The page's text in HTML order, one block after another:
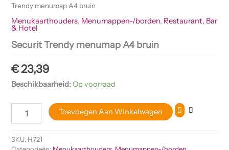
Trendy menumap A4 bruin
Menukaarthouders, Menumappen-/borden, Restaurant, Bar
& Hotel
Securit Trendy menumap A4 bruin
€23,39
Beschikbaarheid:Op voorraad
Toevoegen Aan Winkelwagen
SKU: H721